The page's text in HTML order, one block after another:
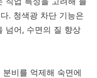
. 청색광 차단 기능은
넘어, 수면의 질 향상
비를 억제해 숙면에